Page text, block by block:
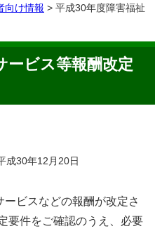
向け情報 > 平成30年度障害福祉
ービス等報酬改定
30年12月20日
ビスなどの報酬が改定さ
要件をご確認のうえ、必要